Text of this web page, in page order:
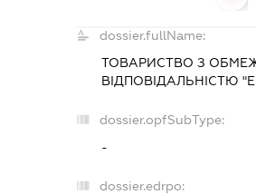
dossier.fullName:
ТОВАРИСТВО З
ВІДПОВІДАЛЬНІСТЮ
dossier.opfSubType:
-
dossier.edrpo: